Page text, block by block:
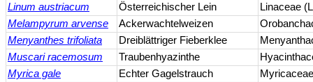
Linum austriacum
Österreichischer Lein
Linaceae
Melampyrum arvense
Ackerwachtelweizen
Menyanthes trifoliata
Dreiblättriger Fieberklee
Muscari racemosum
Traubenhyazinthe
Myrica gale
Echter Gagelstrauch